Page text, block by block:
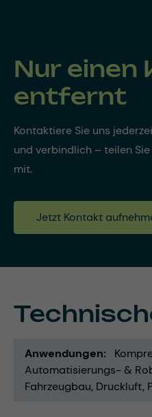
Nur einen
entfernt
Kontaktiere Sie uns
und verbindlich – teilen
mit.
Jetzt Kontakt
Anwendungen
Automatisierungs- &
Fahrzeugbau Druckluft